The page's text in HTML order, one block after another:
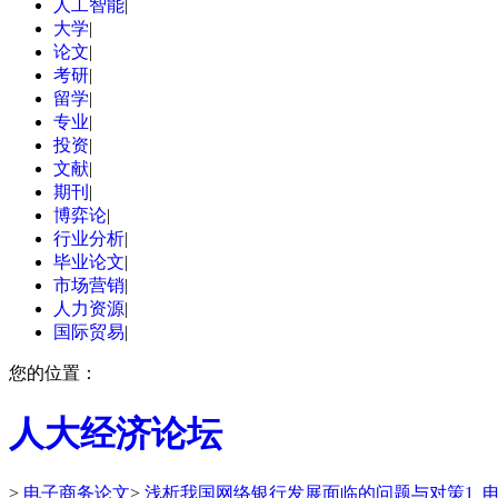
人工智能|
大学|
论文|
考研|
留学|
专业|
投资|
文献|
期刊 |
博弈论|
行业分析|
毕业论文|
市场营销|
人力资源|
国际贸易|
您的位置：
人大经济论坛
> 电子商务论文> 浅析我国网络银行发展面临的问题与对策1_